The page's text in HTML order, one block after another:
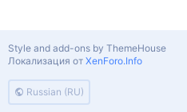
Russian (RU)
Style and add-ons by ThemeHouse
Локализация от XenForo.Info